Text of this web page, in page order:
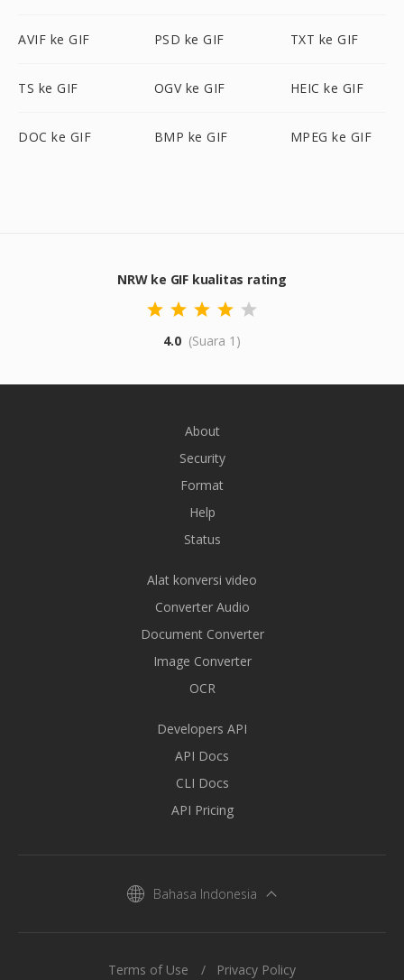
AVIF ke GIF PSD ke GIF TXT ke GIF
TS ke GIF OGV ke GIF HEIC ke GIF
DOC ke GIF BMP ke GIF MPEG ke GIF
NRW ke GIF kualitas rating
4.0 (Suara 1)
About
Security
Format
Help
Status
Alat konversi video
Converter Audio
Document Converter
Image Converter
OCR
Developers API
API Docs
CLI Docs
API Pricing
Bahasa Indonesia
Terms of Use Privacy Policy